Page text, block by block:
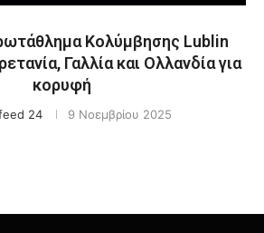
Κολύμβησης Lublin
Γαλλία και Ολλανδία για
κορυφή
24 9 Νοεμβρίου 2025